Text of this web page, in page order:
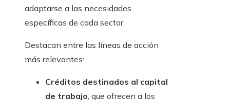
adaptarse a las necesidades
específicas de cada sector.
Destacan entre las líneas de acción
más relevantes:
Créditos destinados al capital
de trabajo, que ofrecen a los